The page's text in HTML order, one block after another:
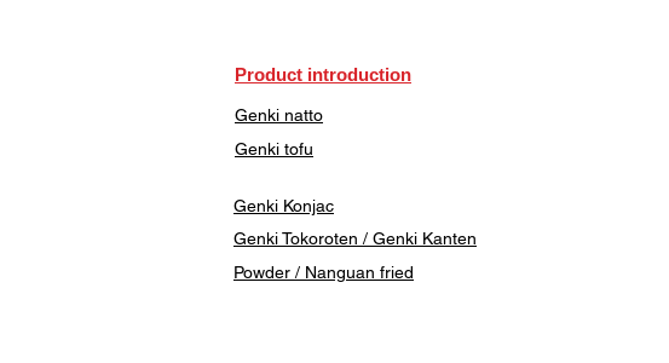
Product introduction
Genki natto
Genki tofu
Genki Konjac
Genki Tokoroten / Genki Kanten
​Powder / Nanguan fried